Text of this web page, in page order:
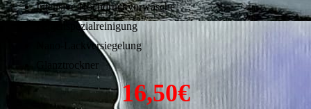
Intensive Hochdruckvorwäsche
Felgenspezialreinigung
Nano-Lackversiegelung
Glanztrockner
16,50€